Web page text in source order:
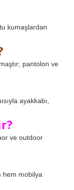
kumaşlardan
pantolon ve
ayakkabı,
ve outdoor
hem mobilya